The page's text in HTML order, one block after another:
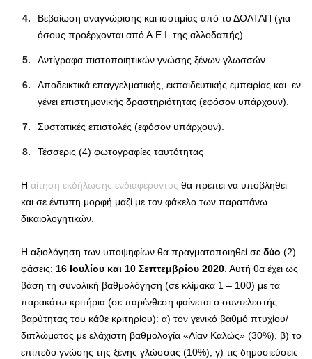
Βεβαίωση αναγνώρισης και ισοτιμίας από το ΔΟΑΤΑΠ (για
όσους προέρχονται από Α.Ε.Ι. της αλλοδαπής).
Αντίγραφα πιστοποιητικών γνώσης ξένων γλωσσών.
Αποδεικτικά επαγγελματικής, εκπαιδευτικής εμπειρίας και εν
γένει επιστημονικής δραστηριότητας (εφόσον υπάρχουν).
Συστατικές επιστολές (εφόσον υπάρχουν).
Τέσσερις (4) φωτογραφίες ταυτότητας
Η αίτηση εκδήλωσης ενδιαφέροντος θα πρέπει να υποβληθεί
και σε έντυπη μορφή μαζί με τον φάκελο των παραπάνω
δικαιολογητικών.
Η αξιολόγηση των υποψηφίων θα πραγματοποιηθεί σε δύο (2)
φάσεις: 16 Ιουλίου και 10 Σεπτεμβρίου 2020. Αυτή θα έχει ως
βάση τη συνολική βαθμολόγηση (σε κλίμακα 1 – 100) με τα
παρακάτω κριτήρια (σε παρένθεση φαίνεται ο συντελεστής
βαρύτητας του κάθε κριτηρίου): α) τον γενικό βαθμό πτυχίου/
διπλώματος με ελάχιστη βαθμολογία «Λίαν Καλώς» (30%), β) το
επίπεδο γνώσης της ξένης γλώσσας (10%), γ) τις δημοσιεύσεις